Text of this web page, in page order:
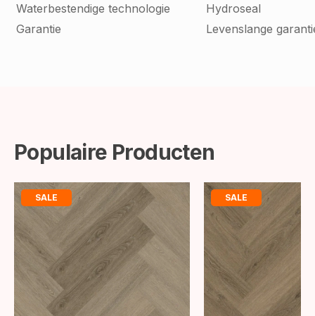
Waterbestendige technologie
Hydroseal
Garantie
Levenslange
Populaire Producten
SALE SALE